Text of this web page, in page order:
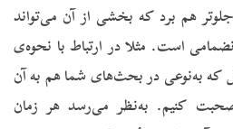
هم برد که بخشی از آن می‌تواند
است. مثلا در ارتباط با نحوه‌ی
که به‌نوعی در بحث‌های شما هم به آن
صحبت کنیم. به‌نظر می‌رسد هر زمان